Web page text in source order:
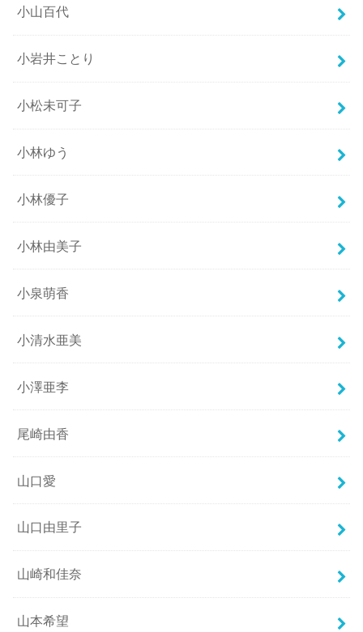
小山百代
小岩井ことり
小松未可子
小林ゆう
小林優子
小林由美子
小泉萌香
小清水亜美
小澤亜李
尾崎由香
山口愛
山口由里子
山崎和佳奈
山本希望